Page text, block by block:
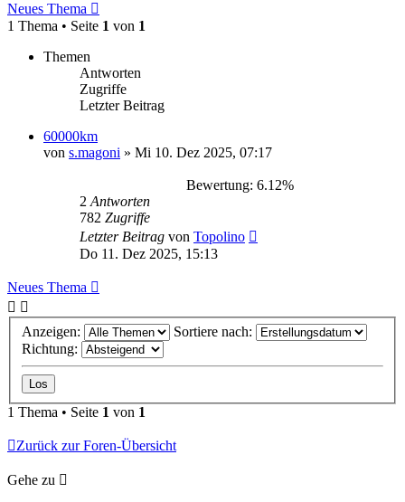
Neues Thema
1 Thema • Seite 1 von 1
Themen
Antworten
Zugriffe
Letzter Beitrag
60000km
von s.magoni » Mi 10. Dez 2025, 07:17
Bewertung: 6.12%
2 Antworten
782 Zugriffe
Letzter Beitrag von Topolino
Do 11. Dez 2025, 15:13
Neues Thema
Anzeigen:
Sortiere nach:
Richtung:
1 Thema • Seite 1 von 1
Zurück zur Foren-Übersicht
Gehe zu